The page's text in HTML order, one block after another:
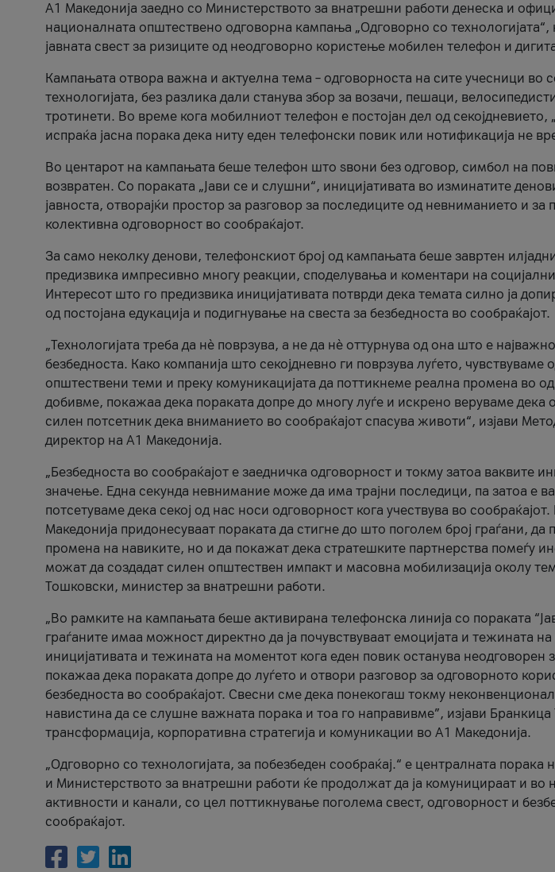
A1 Македонија заедно со Министерството за внатрешни работи денеска и
националната општествено одговорна кампања „Одговорно со
јавната свест за ризиците од неодговорно користење мобилен телефон и
Кампањата отвора важна и актуелна тема – одговорноста на сите учесници во
технологијата, без разлика дали станува збор за возачи, пешаци,
тротинети. Во време кога мобилниот телефон е постојан дел од секојдневието,
испраќа јасна порака дека ниту еден телефонски повик или нотификација не
Во центарот на кампањата беше телефон што ѕвони без одговор, симбол на
возвратен. Со пораката „Јави се и слушни“, иницијативата во изминатите
јавноста, отворајќи простор за разговор за последиците од невниманието и за
колективна одговорност во сообраќајот.
За само неколку денови, телефонскиот број од кампањата беше завртен
предизвика импресивно многу реакции, споделувања и коментари на
Интересот што го предизвика иницијативата потврди дека темата силно ја
од постојана едукација и подигнување на свеста за безбедноста во сообраќајот.
„Технологијата треба да нè поврзува, а не да нè оттурнува од она што е
безбедноста. Како компанија што секојдневно ги поврзува луѓето,
општествени теми и преку комуникацијата да поттикнеме реална промена во
добивме, покажаа дека пораката допре до многу луѓе и искрено веруваме дека
силен потсетник дека вниманието во сообраќајот спасува животи“, изјави
директор на А1 Македонија.
„Безбедноста во сообраќајот е заедничка одговорност и токму затоа ваквите
значење. Една секунда невнимание може да има трајни последици, па затоа е
потсетуваме дека секој од нас носи одговорност кога учествува во
Македонија придонесуваат пораката да стигне до што поголем број граѓани, да
промена на навиките, но и да покажат дека стратешките партнерства помеѓу
можат да создадат силен општествен импакт и масовна мобилизација околу
Тошковски, министер за внатрешни работи.
„Во рамките на кампањата беше активирана телефонска линија со пораката
граѓаните имаа можност директно да ја почувствуваат емоцијата и тежината
иницијативата и тежината на моментот кога еден повик останува неодговорен
покажаа дека пораката допре до луѓето и отвори разговор за одговорното
безбедноста во сообраќајот. Свесни сме дека понекогаш токму
навистина да се слушне важната порака и тоа го направивме”, изјави
трансформација, корпоративна стратегија и комуникации во А1 Македонија.
„Одговорно со технологијата, за побезбеден сообраќај.“ е централната порака
и Министерството за внатрешни работи ќе продолжат да ја комуницираат и во
активности и канали, со цел поттикнување поголема свест, одговорност и
сообраќајот.